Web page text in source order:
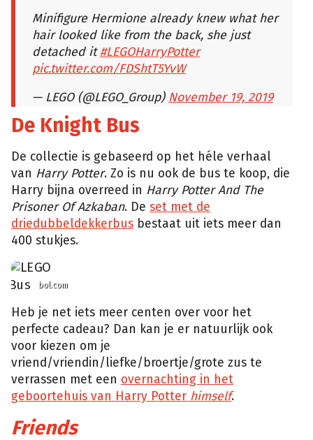
Minifigure Hermione already knew what her
hair looked like from the back, she just
detached it#LEGOHarryPotter
pic.twitter.com/FDShtT5YvW
— LEGO (@LEGO_Group) November 19, 2019
De Knight Bus
De collectie is gebaseerd op het héle verhaal
van Harry Potter. Zo is nu ook de bus te koop, die
Harry bijna overreed in Harry Potter And The
Prisoner Of Azkaban. De set met de
driedubbeldekkerbus bestaat uit iets meer dan
400 stukjes.
bol.com
Heb je net iets meer centen over voor het
perfecte cadeau? Dan kan je er natuurlijk ook
voor kiezen om je
vriend/vriendin/liefke/broertje/grote zus te
verrassen met een overnachting in het
geboortehuis van Harry Potter himself.
Friends